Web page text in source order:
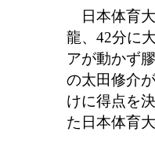
日本体育大
龍、42分に
アが動かず
の太田修介
けに得点を
た日本体育